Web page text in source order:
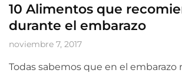
10 Alimentos que
durante el embarazo
noviembre 7, 2017
Todas sabemos que en el embarazo